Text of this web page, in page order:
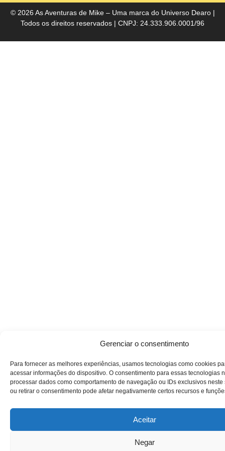
Gerenciar o consentimento
Para fornecer as melhores experiências, usamos tecnologias como cookies
acessar informações do dispositivo. O consentimento para essas tecnologias
processar dados como comportamento de navegação ou IDs exclusivos neste
ou retirar o consentimento pode afetar negativamente certos recursos e
Aceitar
Negar
© 2026 As Aventuras de Mike – Uma marca do Universo Dearo|
Todos os direitos reservados | CNPJ: 24.333.906.0001/96